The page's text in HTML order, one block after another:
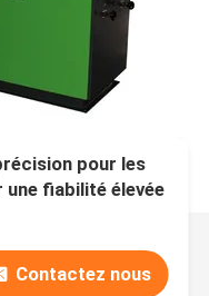
pour les
fiabilité élevée
Contactez nous